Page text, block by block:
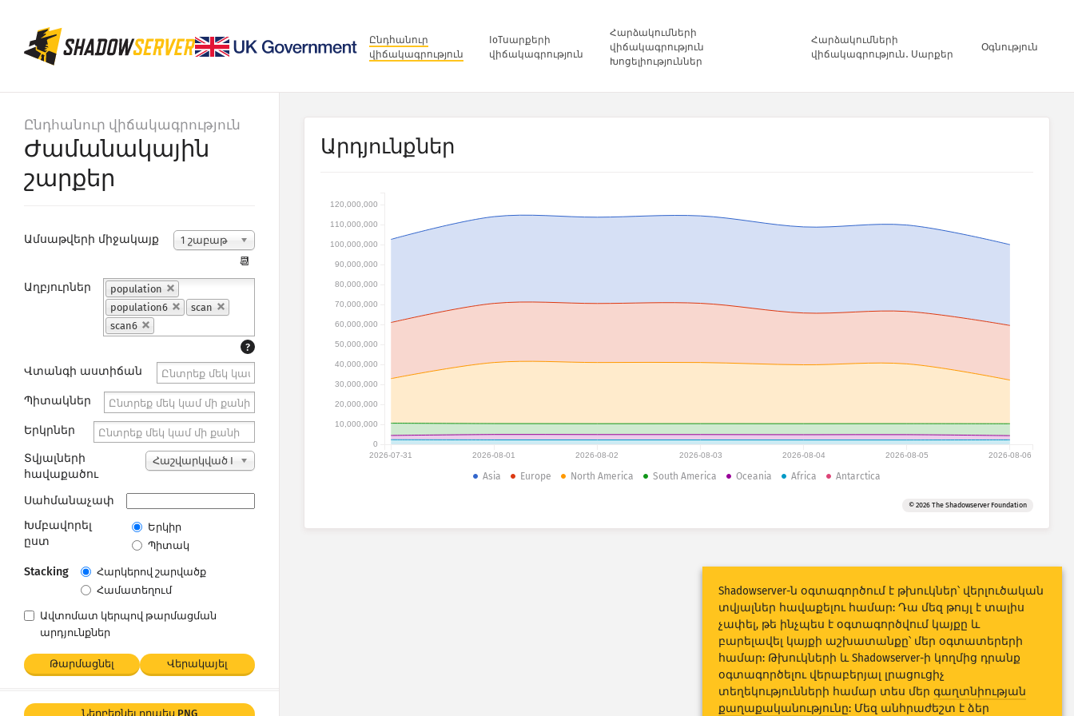
Ընդհանուր
վիճակագրություն
IoTսարքերի
վիճակագրություն
Հարձակումների
վիճակագրություն
Խոցելիություններ
Հարձակումների
վիճակագրություն․ Սարքեր
Օգնություն
Ընդհանուր վիճակագրություն
Ժամանակային
շարքեր
Ամսաթվերի միջակայք 1 շաբաթ
📆
Աղբյուրներ
population
population6
scan
scan6
?
Վտանգի աստիճան
Պիտակներ
Երկրներ
Տվյալների
հավաքածու
Հաշվարկված I
Սահմանաչափ
Խմբավորել
ըստ
Երկիր
Պիտակ
Stacking
Հարկերով շարվածք
Համատեղում
Ավտոմատ կերպով թարմացման
արդյունքներ
Թարմացնել Վերակայել
Ներբեռնել որպես PNG
Արդյունքներ
2026-07-31 2026-08-01 2026-08-02 2026-08-03 2026-08-04 2026-08-05 2026-08-06
0
10,000,000
20,000,000
30,000,000
40,000,000
50,000,000
60,000,000
70,000,000
80,000,000
90,000,000
100,000,000
110,000,000
120,000,000
Asia Europe North America South America Oceania Africa Antarctica
© 2026 The Shadowserver Foundation
Shadowserver-ն օգտագործում է թխուկներ՝ վերլուծական
տվյալներ հավաքելու համար: Դա մեզ թույլ է տալիս
չափել, թե ինչպես է օգտագործվում կայքը և
բարելավել կայքի աշխատանքը՝ մեր օգտատերերի
համար: Թխուկների և Shadowserver-ի կողմից դրանք
օգտագործելու վերաբերյալ լրացուցիչ
տեղեկությունների համար տես մեր գաղտնիության
քաղաքականությունը: Մեզ անհրաժեշտ է ձեր